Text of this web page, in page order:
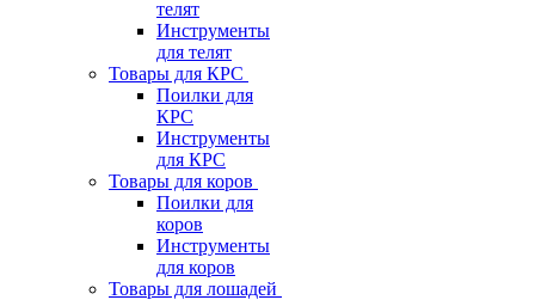
телят
Инструменты
для телят
Товары для КРС
Поилки для
КРС
Инструменты
для КРС
Товары для коров
Поилки для
коров
Инструменты
для коров
Товары для лошадей